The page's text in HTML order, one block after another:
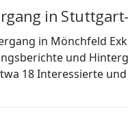
in
in Mönchfeld
und
18 Interessierte